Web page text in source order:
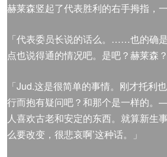
赫莱森竖起了代表胜利的右手拇指，
「代表委员长说的话么。……也的确
点也说得通的情况吧。是吧？赫莱森？
「Jud.这是很简单的事情。刚才托利
行而抱有疑问吧？和那个是一样的
人喜欢古老和安定的东西。就算新生
么要改变，很悲哀啊’这种话。」